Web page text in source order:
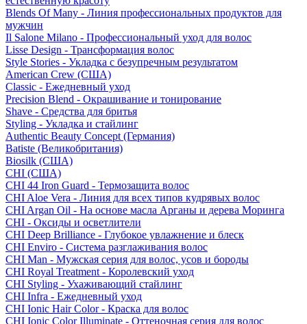
Blends Of Many - Линия профессиональных продуктов для
мужчин
Il Salone Milano - Профессиональный уход для волос
Lisse Design - Трансформация волос
Style Stories - Укладка с безупречным результатом
American Crew (США)
Classic - Ежедневный уход
Precision Blend - Окрашивание и тонирование
Shave - Средства для бритья
Styling - Укладка и стайлинг
Authentic Beauty Concept (Германия)
Batiste (Великобритания)
Biosilk (США)
CHI (США)
CHI 44 Iron Guard - Термозащита волос
CHI Aloe Vera - Линия для всех типов кудрявых волос
CHI Argan Oil - На основе масла Арганы и дерева Моринга
CHI - Оксиды и осветлители
CHI Deep Brilliance - Глубокое увлажнение и блеск
CHI Enviro - Система разглаживания волос
CHI Man - Мужская серия для волос, усов и бороды
CHI Royal Treatment - Королевский уход
CHI Styling - Ухаживающий стайлинг
CHI Infra - Ежедневный уход
CHI Ionic Hair Color - Краска для волос
CHI Ionic Color Illuminate - Оттеночная серия для волос